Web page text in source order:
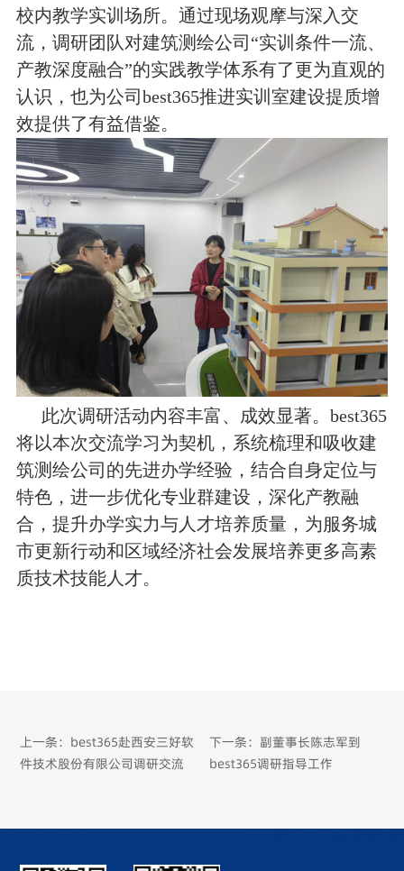
校内教学实训场所。通过现场观摩与深入交
流，调研团队对建筑测绘公司 “实训条件一流、
产教深度融合”的实践教学体系有了更为直观的
认识， 也为公司best365推进实训室建设提质增
效提供了有益借鉴。
此次调研活动内容丰富、成效显著。best365
将以本次交流学习为契机，系统梳理和吸收建
筑测绘公司的先进办学经验，结合自身定位与
特色，进一步优化专业群建设，深化产教融
合，提升办学实力与人才培养质量，为服务城
市更新行动和区域经济社会发展培养更多高素
质技术技能人才。
上一条：best365赴西安三好软
件技术股份有限公司调研交流
下一条：副董事长陈志军到
best365调研指导工作